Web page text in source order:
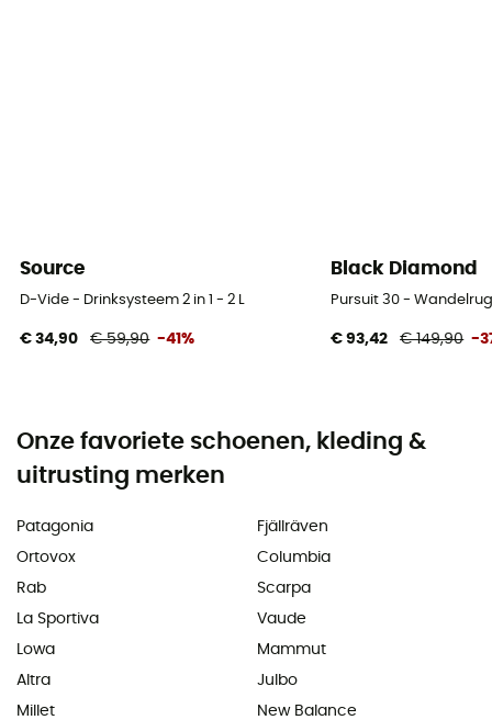
Source
D-Vide - Drinksysteem 2 in 1 - 2 L
€ 34,90 € 59,90 -41%
Black Diamond
Pursuit 30 -
€ 93,42 € 149,90 -
Onze favoriete schoenen, kleding &
uitrusting merken
Patagonia
Ortovox
Rab
La Sportiva
Lowa
Altra
Millet
Fjällräven
Columbia
Scarpa
Vaude
Mammut
Julbo
New Balance